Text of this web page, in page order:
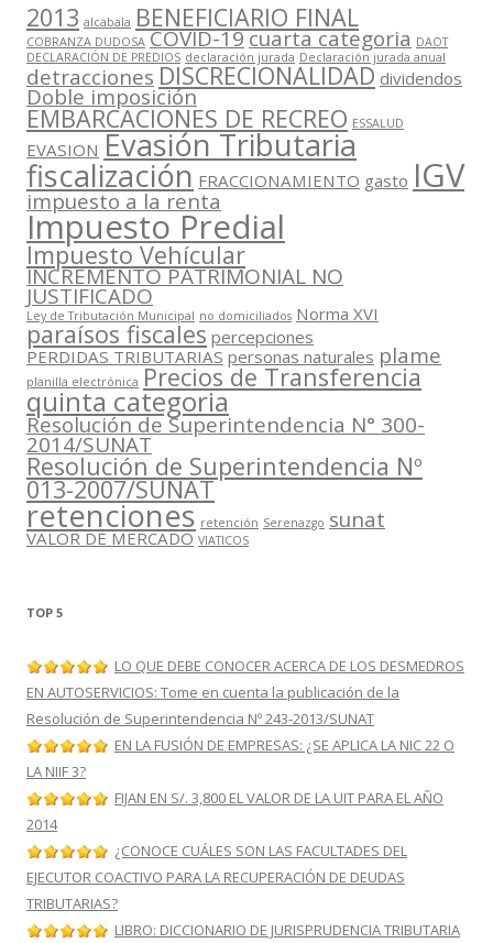
2013 alcabala BENEFICIARIO FINAL
COBRANZA DUDOSA COVID-19cuarta categoria DAOT
DECLARACIÓN DE PREDIOS declaración jurada Declaración jurada anual
detracciones DISCRECIONALIDAD dividendos
Doble imposición
EMBARCACIONES DE RECREO ESSALUD
EVASION Evasión Tributaria
fiscalización FRACCIONAMIENTO gasto IGV
impuesto a la renta
Impuesto Predial
Impuesto Vehícular
INCREMENTO PATRIMONIAL NO
JUSTIFICADO
Ley de Tributación Municipal no domiciliados Norma XVI
paraísos fiscales percepciones
PERDIDAS TRIBUTARIAS personas naturales plame
planilla electrónica Precios de Transferencia
quinta categoria
Resolución de Superintendencia N° 300-
2014/SUNAT
Resolución de Superintendencia Nº
013-2007/SUNAT
retenciones retención Serenazgo sunat
VALOR DE MERCADO VIATICOS
TOP 5
LO QUE DEBE CONOCER ACERCA DE LOS DESMEDROS
EN AUTOSERVICIOS: Tome en cuenta la publicación de la
Resolución de Superintendencia Nº 243-2013/SUNAT
EN LA FUSIÓN DE EMPRESAS: ¿SE APLICA LA NIC 22 O
LA NIIF 3?
FIJAN EN S/. 3,800 EL VALOR DE LA UIT PARA EL AÑO
2014
¿CONOCE CUÁLES SON LAS FACULTADES DEL
EJECUTOR COACTIVO PARA LA RECUPERACIÓN DE DEUDAS
TRIBUTARIAS?
LIBRO: DICCIONARIO DE JURISPRUDENCIA TRIBUTARIA